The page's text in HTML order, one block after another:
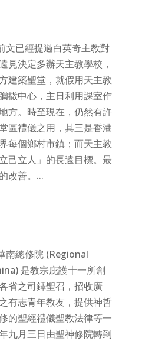
經提過白英奇主教對
見決定多辦天主教學校，
建築聖堂，就假用天主教
撒中心，主日利用課室作
方。時至現在，仍然有許
區禮儀之用，其三是香港
每個鄉村市鎮；而天主教
己立人」的長遠目標。最
改善。...
總修院 (Regional
是教宗庇護十一所創
省之司鐸聖召，招收廣
有志青年教友，提供神哲
的聖經禮儀聖教法律等一
九月三日由聖神修院轉到